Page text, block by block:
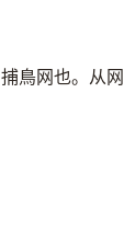
捕鳥网也。从网